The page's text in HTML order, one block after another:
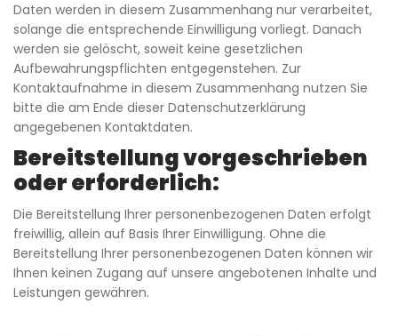
Daten werden in diesem Zusammenhang nur verarbeitet,
solange die entsprechende Einwilligung vorliegt. Danach
werden sie gelöscht, soweit keine gesetzlichen
Aufbewahrungspflichten entgegenstehen. Zur
Kontaktaufnahme in diesem Zusammenhang nutzen Sie
bitte die am Ende dieser Datenschutzerklärung
angegebenen Kontaktdaten.
Bereitstellung vorgeschrieben
oder erforderlich:
Die Bereitstellung Ihrer personenbezogenen Daten erfolgt
freiwillig, allein auf Basis Ihrer Einwilligung. Ohne die
Bereitstellung Ihrer personenbezogenen Daten können wir
Ihnen keinen Zugang auf unsere angebotenen Inhalte und
Leistungen gewähren.